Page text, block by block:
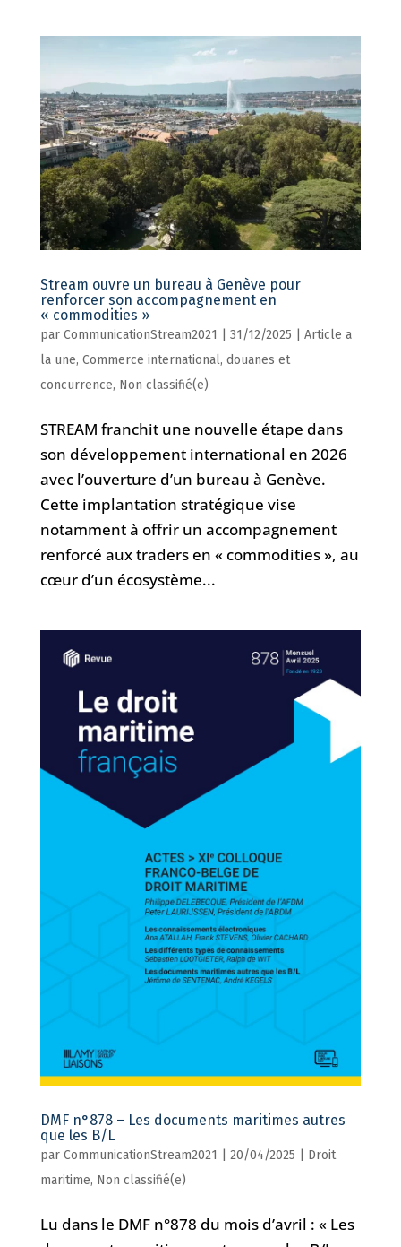
Stream ouvre un bureau à Genève pour
renforcer son accompagnement en
« commodities »
par CommunicationStream2021 31/12/2025
Article a
la une, Commerce international, douanes et
concurrence, Non classifié(e)
STREAM franchit une nouvelle étape dans
son développement international en 2026
avec l’ouverture d’un bureau à Genève.
Cette implantation stratégique vise
notamment à offrir un accompagnement
renforcé aux traders en « commodities », au
cœur d’un écosystème...
DMF n°878 – Les documents maritimes autres
que les B/L
par CommunicationStream2021 20/04/2025
Droit
maritime, Non classifié(e)
Lu dans le DMF n°878 du mois d’avril : « Les